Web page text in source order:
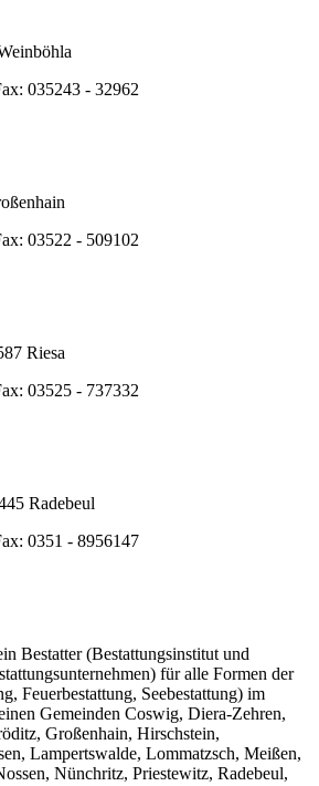
035243 - 32962
03522 - 509102
Riesa
03525 - 737332
Radebeul
0351 - 8956147
Bestatter (Bestattungsinstitut und
für alle Formen der
Feuerbestattung, Seebestattung) im
Gemeinden Coswig, Diera-Zehren,
Großenhain, Hirschstein,
Lampertswalde, Lommatzsch, Meißen,
Nünchritz, Priestewitz, Radebeul,